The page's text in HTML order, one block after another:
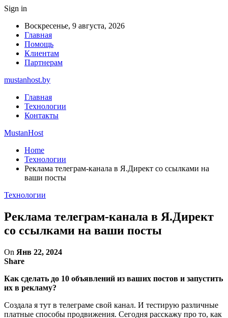
Sign in
Воскресенье, 9 августа, 2026
Главная
Помощь
Клиентам
Партнерам
mustanhost.by
Главная
Технологии
Контакты
MustanHost
Home
Технологии
Реклама телеграм-канала в Я.Директ со ссылками на
ваши посты
Технологии
Реклама телеграм-канала в Я.Директ
со ссылками на ваши посты
On Янв 22, 2024
Share
Как сделать до 10 объявлений из ваших постов и запустить
их в рекламу?
Создала я тут в телеграме свой канал. И тестирую различные
платные способы продвижения. Сегодня расскажу про то, как